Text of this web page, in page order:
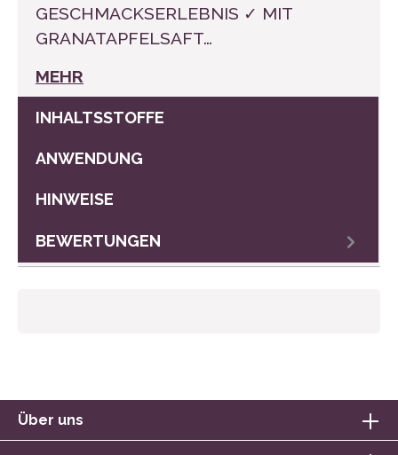
GESCHMACKSERLEBNIS ✓ MIT
GRANATAPFELSAFT…
MEHR
BEWERTUNGEN
ANWENDUNG
INHALTSSTOFFE
HINWEISE
Über uns